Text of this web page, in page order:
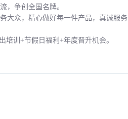
，争创全国名牌。
大众，精心做好每一件产品，真诚服务
培训+节假日福利+年度晋升机会。